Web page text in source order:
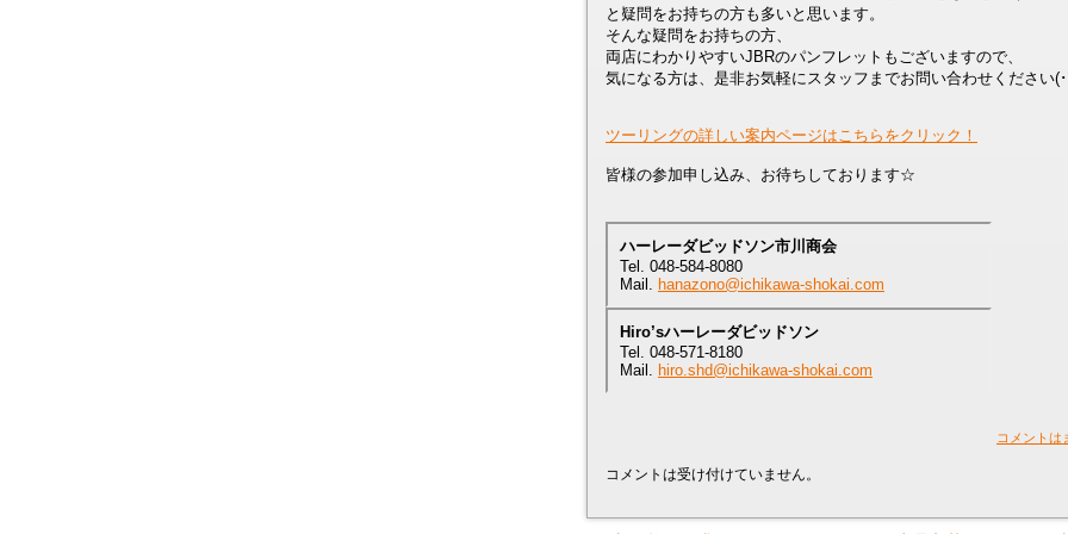
と疑問をお持ちの方も多いと思います。
そんな疑問をお持ちの方、
両店にわかりやすいJBRのパンフレットもございますので、
気になる方は、是非お気軽にスタッフまでお問い合わせください(
ツーリングの詳しい案内ページはこちらをクリック！
皆様の参加申し込み、お待ちしております☆
ハーレーダビッドソン市川商会
Tel. 048-584-8080
Mail. hanazono@ichikawa-shokai.com
Hiro’sハーレーダビッドソン
Tel. 048-571-8180
Mail. hiro.shd@ichikawa-shokai.com
コメントは
コメントは受け付けていません。